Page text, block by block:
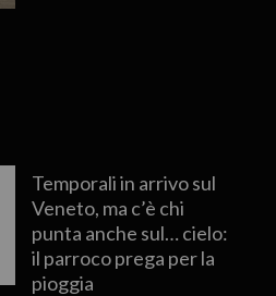
Temporali in arrivo sul
Veneto, ma c’è chi
punta anche sul… cielo:
il parroco prega per la
pioggia